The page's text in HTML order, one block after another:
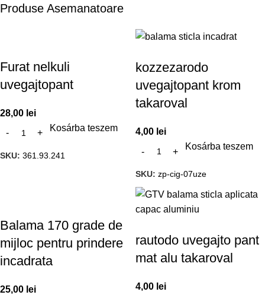
Produse Asemanatoare
Furat nelkuli
uvegajtopant
28,00 lei
Kosárba teszem
SKU: 361.93.241
kozzezarodo
uvegajtopant krom
takaroval
4,00 lei
Kosárba teszem
SKU: zp-cig-07uze
Balama 170 grade de
mijloc pentru prindere
incadrata
25,00 lei
rautodo uvegajto pant
mat alu takaroval
4,00 lei